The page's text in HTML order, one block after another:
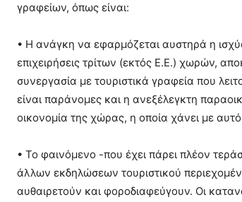
γραφείων, όπως είναι:
• Η ανάγκη να εφαρμόζεται αυστηρά η
επιχειρήσεις τρίτων (εκτός Ε.Ε.) χωρών,
συνεργασία με τουριστικά γραφεία που
είναι παράνομες και η ανεξέλεγκτη
οικονομία της χώρας, η οποία χάνει με
• Το φαινόμενο -που έχει πάρει πλέον
άλλων εκδηλώσεων τουριστικού
αυθαιρετούν και φοροδιαφεύγουν. Οι